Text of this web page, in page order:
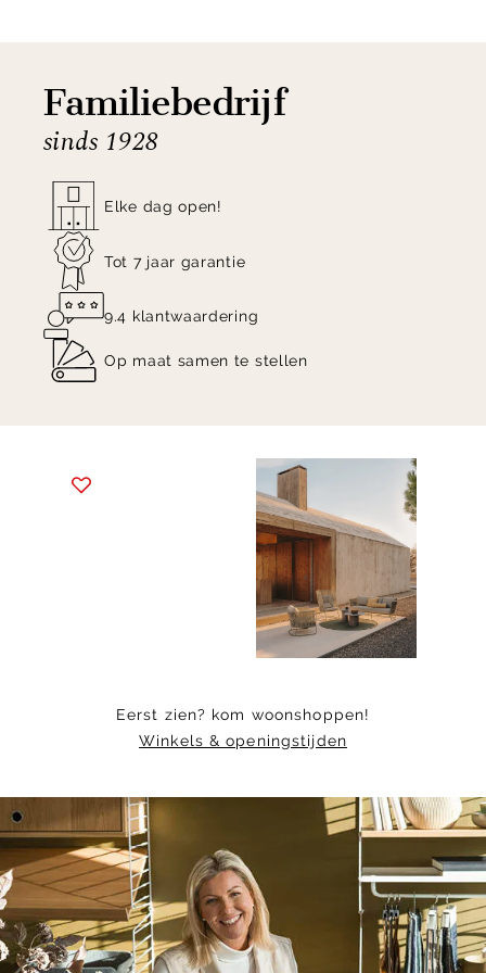
Familiebedrijf
sinds 1928
Elke dag open!
Tot 7 jaar garantie
9.4 klantwaardering
Op maat samen te stellen
Eerst zien? kom woonshoppen!
Winkels & openingstijden